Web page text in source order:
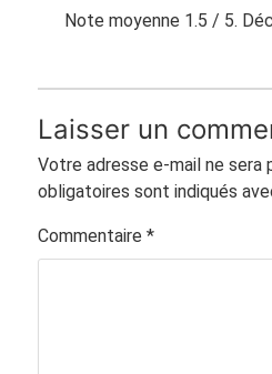
Note moyenne 1.5 / 5.
Laisser un
Votre adresse e-mail ne sera
obligatoires sont indiqués
Commentaire *